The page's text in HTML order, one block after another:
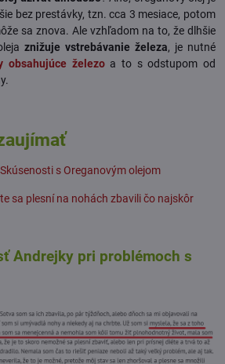
bez prestávky, tzn. cca 3 mesiace, potom
sa znova. Ale vzhľadom na to, že dlhšie
znižuje vstrebávanie železa, je nutné
obsahujúce železoa to s odstupom od
s Oreganovým olejom
sa plesní na nohách zbavili čo najskôr
Andrejky pri problémoch s